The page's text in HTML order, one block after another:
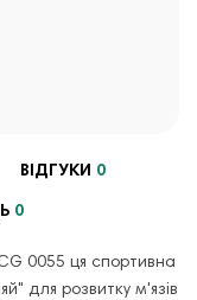
ВІДГУКИ 0
0
0055 ця спортивна
для розвитку м'язів